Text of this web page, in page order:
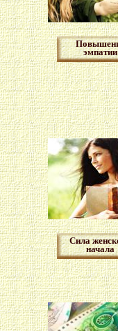
эмпатии
Сила
начала